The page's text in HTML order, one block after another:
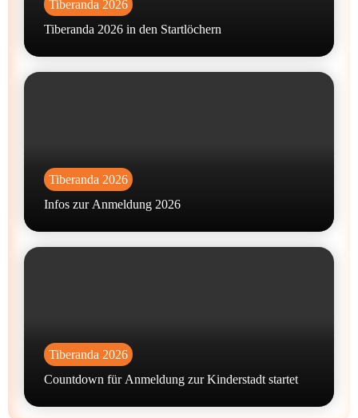
Tiberanda 2026
Tiberanda 2026 in den Startlöchern
Tiberanda 2026
Infos zur Anmeldung 2026
Tiberanda 2026
Countdown für Anmeldung zur Kinderstadt startet